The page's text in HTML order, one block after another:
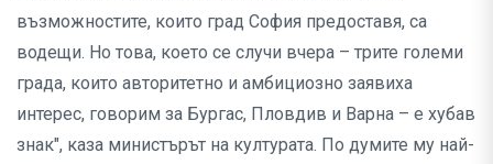
възможностите, които град София предоставя, са
водещи. Но това, което се случи вчера – трите големи
града, които авторитетно и амбициозно заявиха
интерес, говорим за Бургас, Пловдив и Варна – е хубав
знак", каза министърът на културата. По думите му най-